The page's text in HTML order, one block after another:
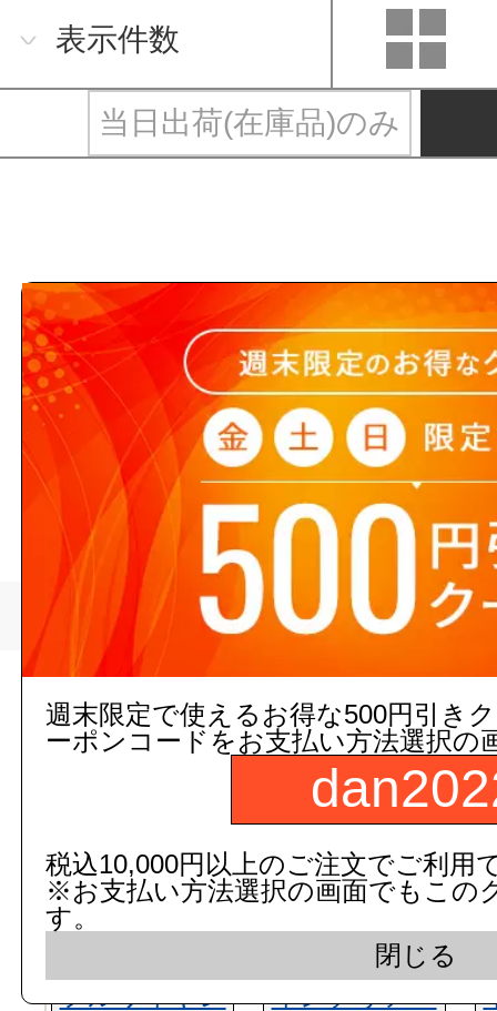
表示件数
当日出荷(在庫品)のみ
三栄水栓
トップページ > 三栄水栓
現在の店舗受注状
フルワイヤレ インテリア・
週末限定で使えるお得な500円引き
ーポンコードをお支払い方法選択の
税込10,000円以上のご注文でご利用
※お支払い方法選択の画面でもこの
す。
閉じる